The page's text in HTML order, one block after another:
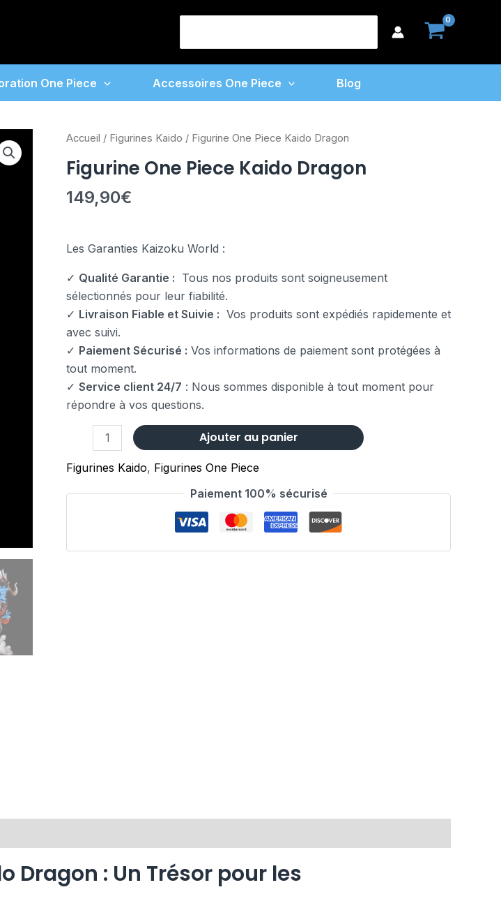
One Piece Accessoires One Piece Blog
Accueil / Figurines Kaido / Figurine One Piece Kaido Dragon
Figurine One Piece Kaido Dragon
149,90€
Les Garanties Kaizoku World :
✓ Qualité Garantie : Tous nos produits sont soigneusement
sélectionnés pour leur fiabilité.
✓ Livraison Fiable et Suivie : Vos produits sont expédiés rapidemente et
avec suivi.
✓ Paiement Sécurisé : Vos informations de paiement sont protégées à
tout moment.
✓ Service client 24/7 : Nous sommes disponible à tout moment pour
répondre à vos questions.
quantité
Figurine
One
Dragon
Ajouter au panier
Figurines Kaido, Figurines One Piece
Paiement 100% sécurisé
Dragon : Un Trésor pour les
One
Kaido
Dragon